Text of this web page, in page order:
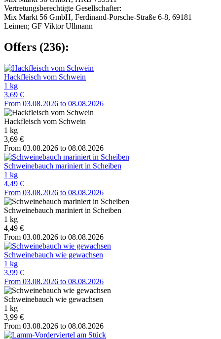
Vertretungsberechtigte Gesellschafter:
Mix Markt 56 GmbH, Ferdinand-Porsche-Straße 6-8, 69181
Leimen; GF Viktor Ullmann
Offers (236):
Hackfleisch vom Schwein
1 kg
3,69 €
From 03.08.2026 to 08.08.2026
Hackfleisch vom Schwein
1 kg
3,69 €
From 03.08.2026 to 08.08.2026
Schweinebauch mariniert in Scheiben
1 kg
4,49 €
From 03.08.2026 to 08.08.2026
Schweinebauch mariniert in Scheiben
1 kg
4,49 €
From 03.08.2026 to 08.08.2026
Schweinebauch wie gewachsen
1 kg
3,99 €
From 03.08.2026 to 08.08.2026
Schweinebauch wie gewachsen
1 kg
3,99 €
From 03.08.2026 to 08.08.2026